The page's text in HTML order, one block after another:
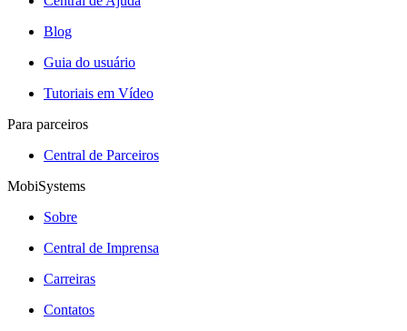
Blog
Guia do usuário
Tutoriais em Vídeo
Para parceiros
Central de Parceiros
MobiSystems
Sobre
Central de Imprensa
Carreiras
Contatos